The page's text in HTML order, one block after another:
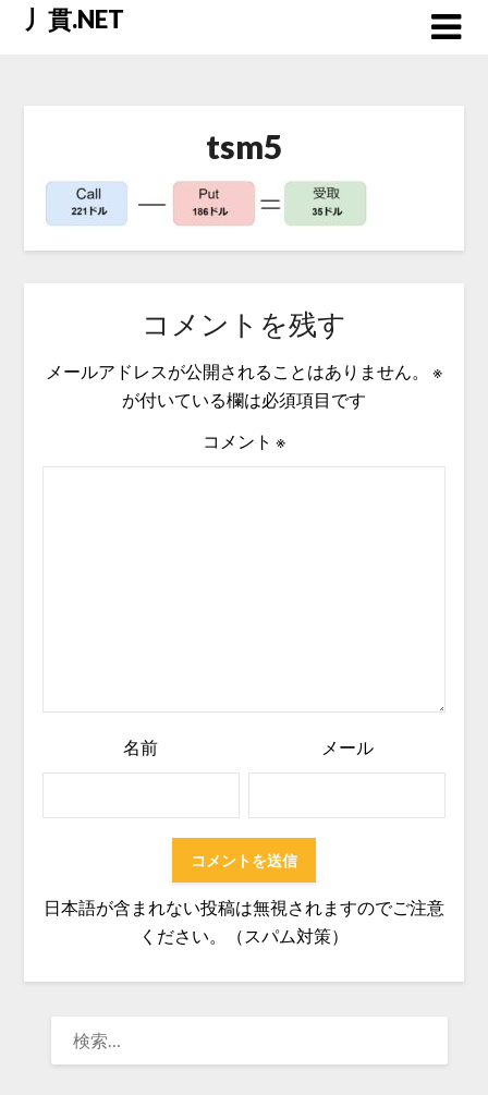
Skip丿貫.NET
tsm5
コメントを残す
メールアドレスが公開されることはありません。
※
が付いている欄は必須項目です
コメント ※
名前 メール
日本語が含まれない投稿は無視されますのでご注意
ください。（スパム対策）